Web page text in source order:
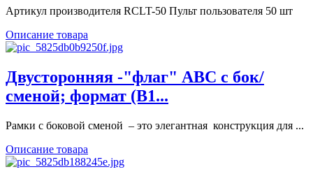
Артикул производителя RCLT-50 Пульт пользователя 50 шт
Описание товара
Двусторонняя -"флаг" ABC с бок/
сменой; формат (В1...
Рамки с боковой сменой – это элегантная конструкция для ...
Описание товара